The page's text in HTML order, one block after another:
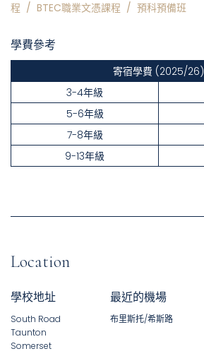
程 / BTEC職業文憑課程 / 預科預備班
學費參考
寄宿學費 (2025/26)
3-4年級
5-6年級
7-8年級
9-13年級
Location
學校地址
South Road
Taunton
Somerset
最近的機場
布里斯托/希斯路